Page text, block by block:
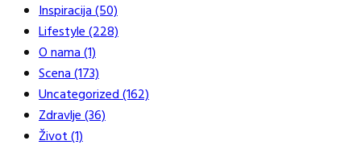
Inspiracija(50)
Lifestyle(228)
O nama(1)
Scena(173)
Uncategorized(162)
Zdravlje(36)
Život(1)